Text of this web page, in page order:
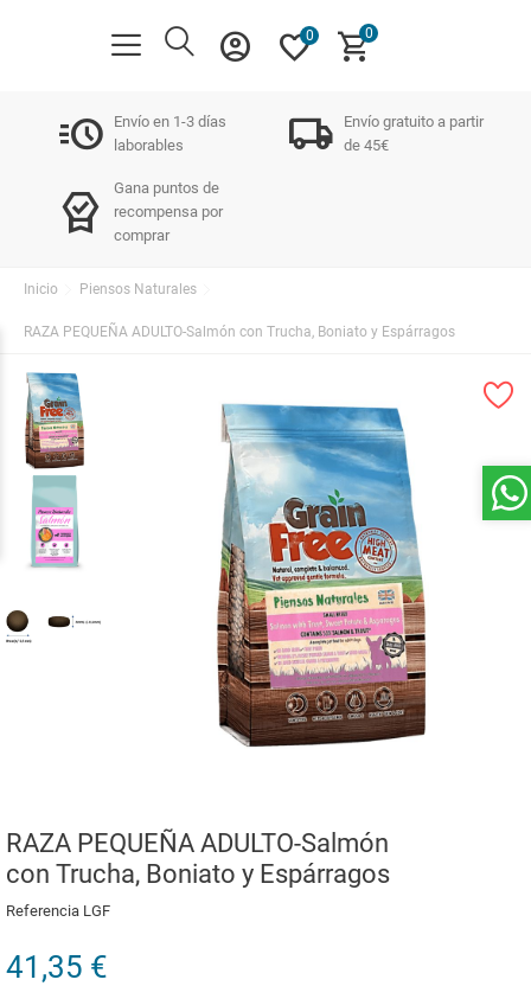
account_circle favorite
0 shopping_cart
0
acute
Envío en 1-3 días
laborables
local_shipping
Envío gratuito a partir
de 45€
editor_choice
Gana puntos de
recompensa por
comprar
Inicio Piensos Naturales
RAZA PEQUEÑA ADULTO-Salmón con Trucha, Boniato y Espárragos
RAZA PEQUEÑA ADULTO-Salmón
con Trucha, Boniato y Espárragos
Referencia LGF
41,35 €